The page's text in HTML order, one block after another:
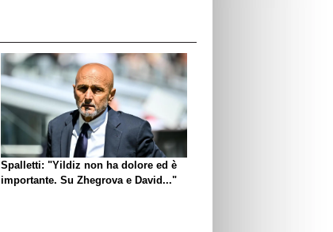
Spalletti: "Yildiz non ha dolore ed è
importante. Su Zhegrova e David..."